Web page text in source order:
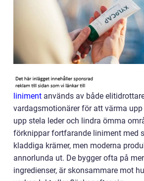
liniment används av både
vardagsmotionärer för att värma upp
upp stela leder och lindra ömma
förknippar fortfarande liniment med
kladdiga krämer, men moderna
annorlunda ut. De bygger ofta på
ingredienser, är skonsammare mot